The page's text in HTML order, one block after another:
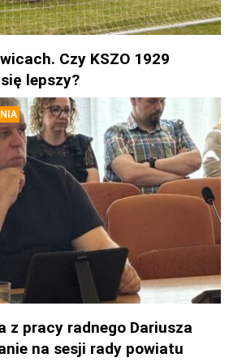
Czy KSZO 1929
lepszy?
z pracy radnego Dariusza
na sesji rady powiatu